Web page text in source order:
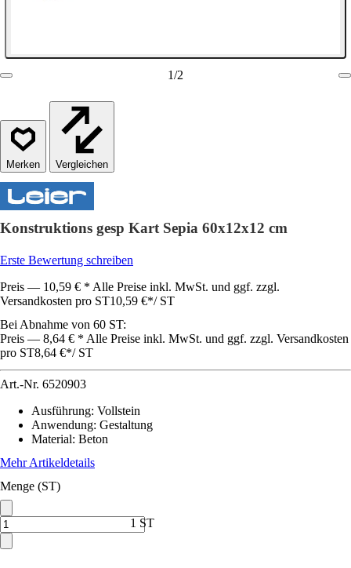
1/2
Vergleichen
Konstruktions gesp Kart Sepia 60x12x12 cm
Erste Bewertung schreiben
Preis — 10,59 € * Alle Preise inkl. MwSt. und ggf. zzgl.
Versandkosten pro ST10,59 €*/ ST
Bei Abnahme von 60 ST:
Preis — 8,64 € * Alle Preise inkl. MwSt. und ggf. zzgl. Versandkosten
pro ST8,64 €*/ ST
Art.-Nr. 6520903
Ausführung: Vollstein
Anwendung: Gestaltung
Material: Beton
Mehr Artikeldetails
Menge (ST)
1 ST